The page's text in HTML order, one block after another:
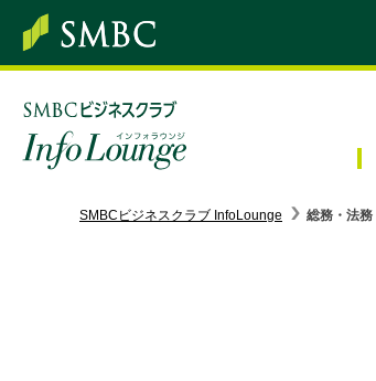
SMBCビジネスクラブ InfoLounge 総務・法務